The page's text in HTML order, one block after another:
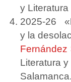
y
2025-26
y la
Fernández
Literatura
Salamanca.